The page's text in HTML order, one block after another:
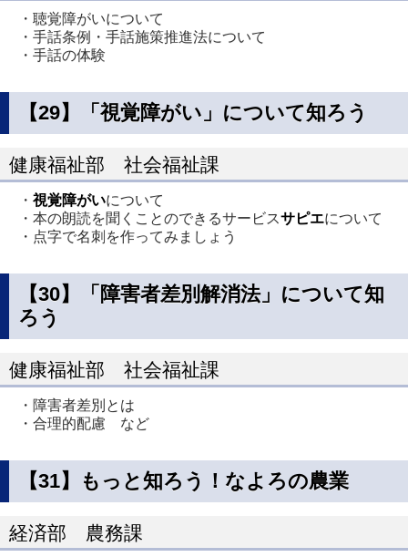
・聴覚障がいについて
・手話条例・手話施策推進法について
・手話の体験
【29】「視覚障がい」について知ろう
健康福祉部 社会福祉課
・ 視覚障がいについて
・本の朗読を聞くことのできるサービスサピエについて
・点字で名刺を作ってみましょう
【30】「障害者差別解消法」について知
ろう
健康福祉部 社会福祉課
・障害者差別とは
・合理的配慮 など
【31】もっと知ろう！なよろの農業
経済部 農務課